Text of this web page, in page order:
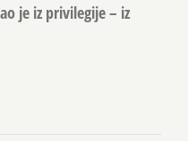
je iz privilegije – iz